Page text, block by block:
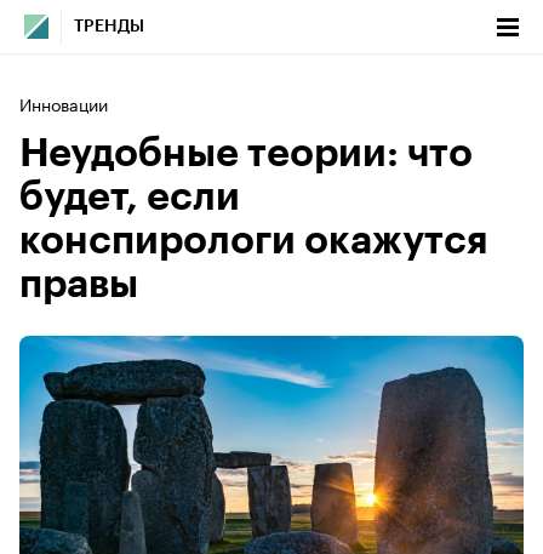
ТРЕНДЫ
Инновации
Неудобные теории: что
будет, если
конспирологи окажутся
правы